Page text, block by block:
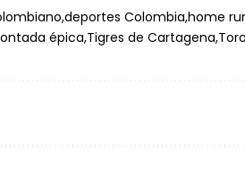
deportes Colombia home
épica Tigres de Cartagena